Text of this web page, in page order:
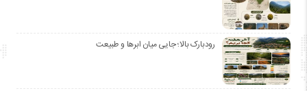
رودبارک بالا؛ جایی میان ابرها و طبیعت